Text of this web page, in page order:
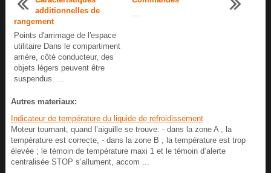
additionnelles de
rangement
Points d'arrimage de l'espace
utilitaire Dans le compartiment
arrière, côté conducteur, des
objets légers peuvent être
suspendus. ...
Autres materiaux:
Indicateur de température du liquide de refroidissement
Moteur tournant, quand l’aiguille se trouve: - dans la zone A , la
température est correcte, - dans la zone B , la température est trop
élevée ; le témoin de température maxi 1 et le témoin d’alerte
centralisée STOP s’allument, accom ...